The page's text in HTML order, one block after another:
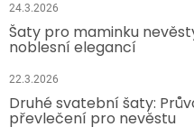
24.3.2026
Šaty pro maminku
noblesní elegancí
22.3.2026
Druhé svatební šaty:
převlečení pro nevěstu